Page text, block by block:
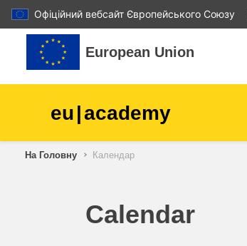
Офіційний вебсайт Європейського Союзу
Перейти до головного вмісту
European Union
eu|academy
діти та молодь
На Головну Календар
Calendar